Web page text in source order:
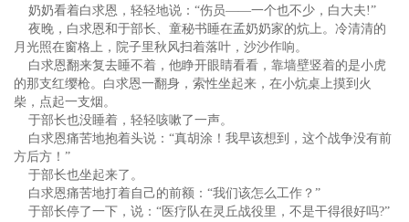
奶奶看着白求恩，轻轻地说：“伤员——一个也不少，白大夫!”
夜晚，白求恩和于部长、童秘书睡在孟奶奶家的炕上。冷清清的
月光照在窗格上，院子里秋风扫着落叶，沙沙作响。
白求恩翻来复去睡不着，他睁开眼睛看看，靠墙壁竖着的是小虎
的那支红缨枪。白求恩一翻身，索性坐起来，在小炕桌上摸到火
柴，点起一支烟。
于部长也没睡着，轻轻咳嗽了一声。
白求恩痛苦地抱着头说：“真胡涂！我早该想到，这个战争没有前
方后方！”
于部长也坐起来了。
白求恩痛苦地打着自己的前额：“我们该怎么工作？”
于部长停了一下，说：“医疗队在灵丘战役里，不是干得很好吗?”